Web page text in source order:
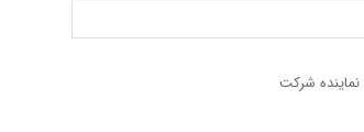
نماینده شرکت